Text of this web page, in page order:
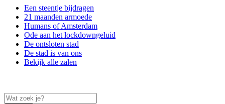
Een steentje bijdragen
21 maanden armoede
Humans of Amsterdam
Ode aan het lockdowngeluid
De ontsloten stad
De stad is van ons
Bekijk alle zalen